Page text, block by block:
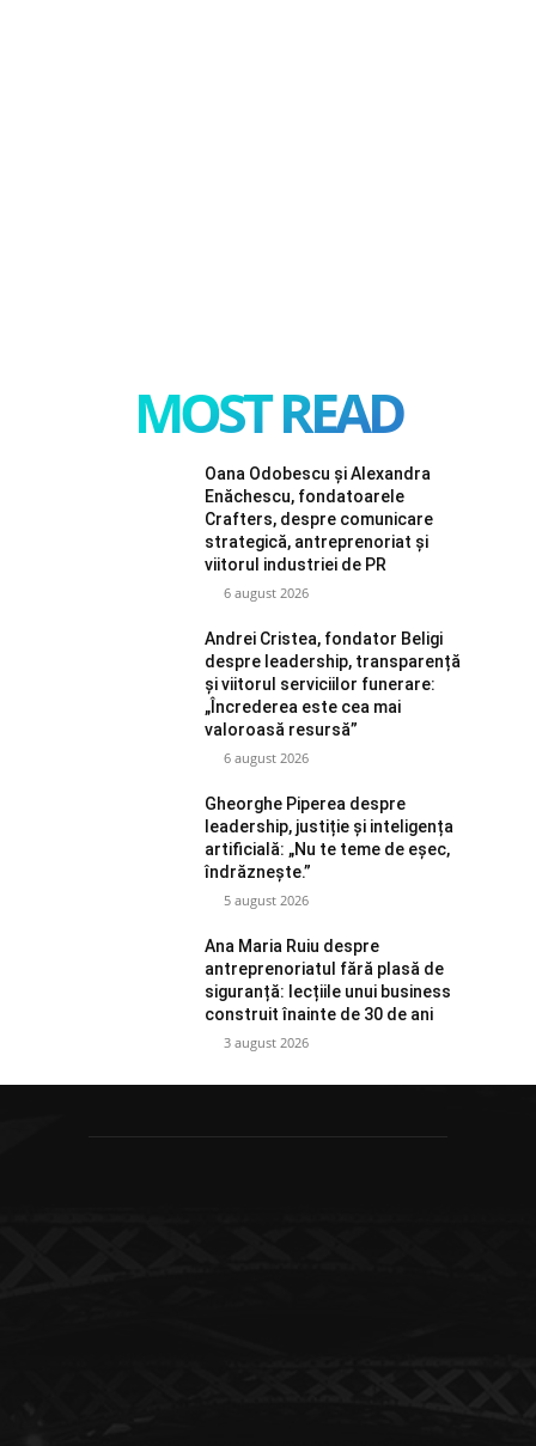
MOST READ
Oana Odobescu și Alexandra
Enăchescu, fondatoarele
Crafters, despre comunicare
strategică, antreprenoriat și
viitorul industriei de PR
6 august 2026
Andrei Cristea, fondator Beligi
despre leadership, transparență
și viitorul serviciilor funerare:
„Încrederea este cea mai
valoroasă resursă”
6 august 2026
Gheorghe Piperea despre
leadership, justiție și inteligența
artificială: „Nu te teme de eșec,
îndrăznește.”
5 august 2026
Ana Maria Ruiu despre
antreprenoriatul fără plasă de
siguranță: lecțiile unui business
construit înainte de 30 de ani
3 august 2026